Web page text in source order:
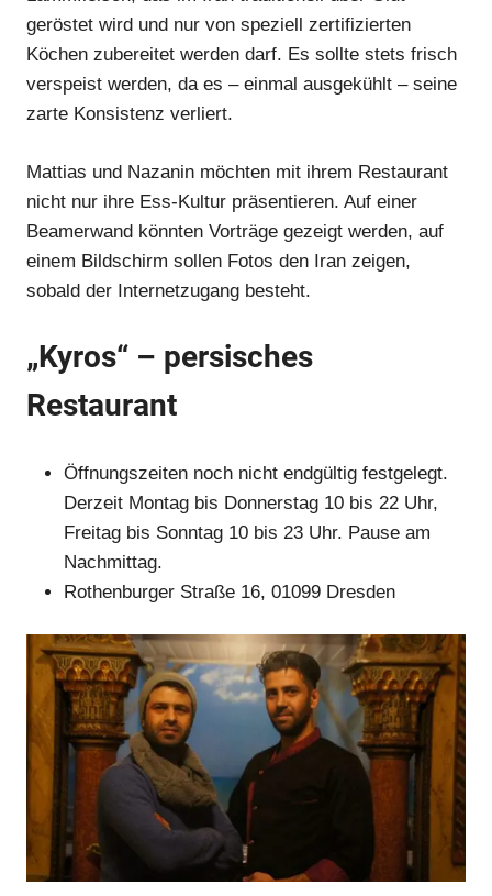
Anzeige
geröstet wird und nur von speziell zertifizierten
Köchen zubereitet werden darf. Es sollte stets frisch
verspeist werden, da es – einmal ausgekühlt – seine
zarte Konsistenz verliert.
Mattias und Nazanin möchten mit ihrem Restaurant
nicht nur ihre Ess-Kultur präsentieren. Auf einer
Beamerwand könnten Vorträge gezeigt werden, auf
einem Bildschirm sollen Fotos den Iran zeigen,
sobald der Internetzugang besteht.
„Kyros“ – persisches
Restaurant
Öffnungszeiten noch nicht endgültig festgelegt.
Derzeit Montag bis Donnerstag 10 bis 22 Uhr,
Freitag bis Sonntag 10 bis 23 Uhr. Pause am
Nachmittag.
Rothenburger Straße 16, 01099 Dresden